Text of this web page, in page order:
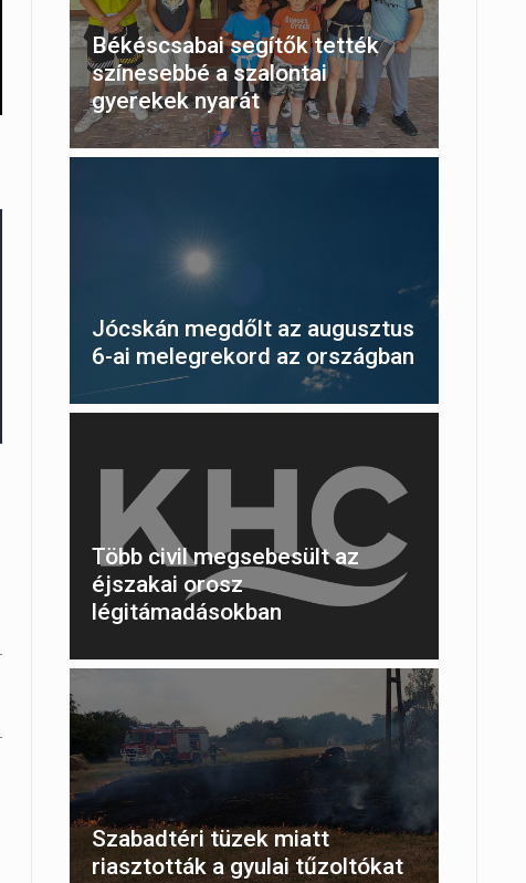
Békéscsabai segítők tették
színesebbé a szalontai
gyerekek nyarát
Jócskán megdőlt az augusztus
6-ai melegrekord az országban
Több civil megsebesült az
éjszakai orosz
légitámadásokban
Szabadtéri tüzek miatt
riasztották a gyulai tűzoltókat